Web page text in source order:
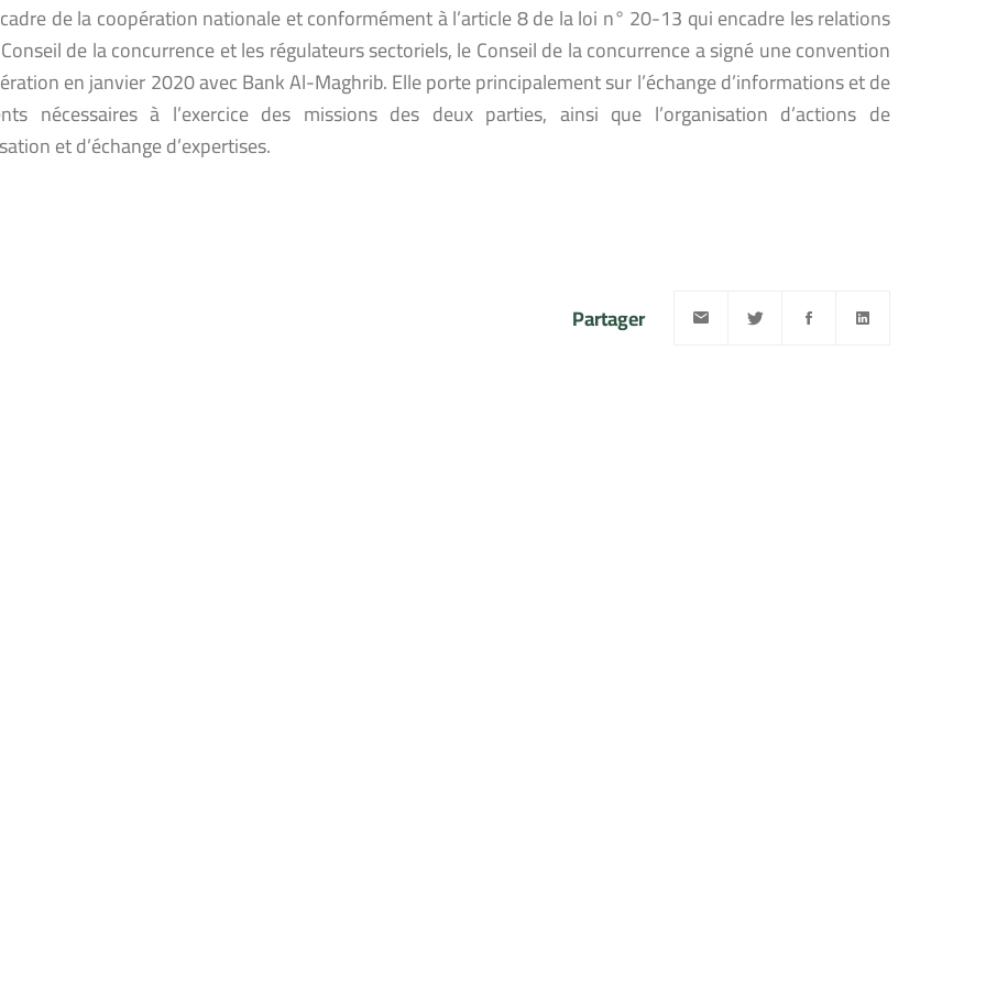
de la coopération nationale et conformément à l’article 8 de la loi n° 20-13 qui encadre les relations
de la concurrence et les régulateurs sectoriels, le Conseil de la concurrence a signé une convention
en janvier 2020 avec Bank Al-Maghrib. Elle porte principalement sur l’échange d’informations et de
nécessaires à l’exercice des missions des deux parties, ainsi que l’organisation d’actions de
et d’échange d’expertises.
Partager